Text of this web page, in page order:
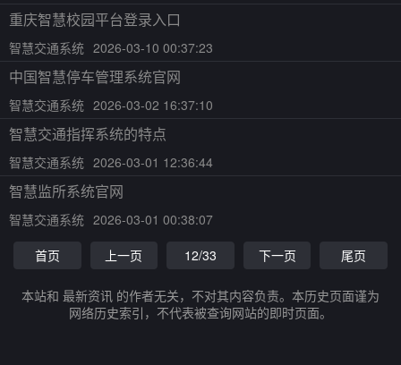
重庆智慧校园平台登录入口
智慧交通系统 2026-03-10 00:37:23
中国智慧停车管理系统官网
智慧交通系统 2026-03-02 16:37:10
智慧交通指挥系统的特点
智慧交通系统 2026-03-01 12:36:44
智慧监所系统官网
智慧交通系统 2026-03-01 00:38:07
首页
上一页 12/33 下一页 尾页
本站和 最新资讯 的作者无关，不对其内容负责。本历史页面谨为
网络历史索引，不代表被查询网站的即时页面。